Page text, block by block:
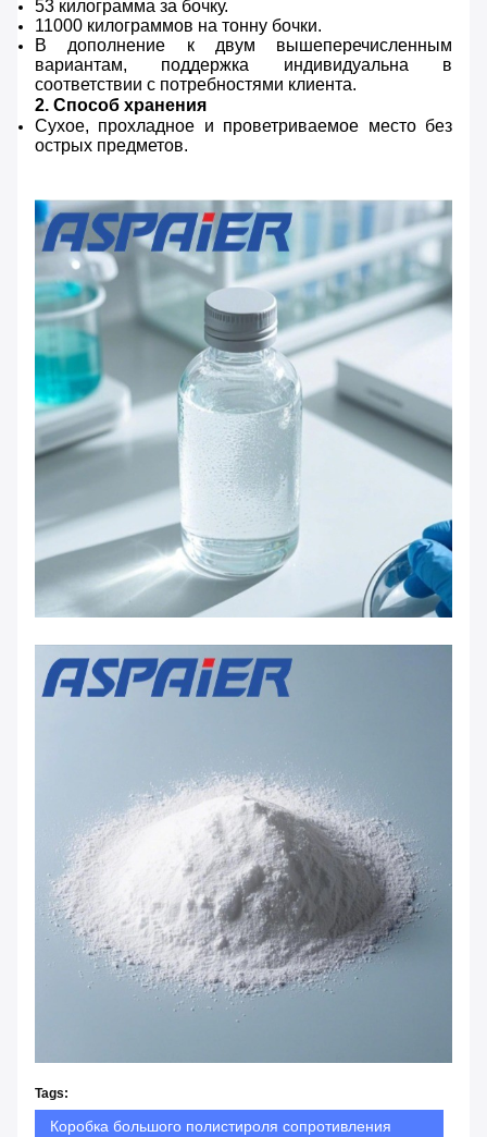
53 килограмма за бочку.
11000 килограммов на тонну бочки.
В дополнение к двум вышеперечисленным
вариантам, поддержка индивидуальна в
соответствии с потребностями клиента.
2. Способ хранения
Сухое, прохладное и проветриваемое место без
острых предметов.
Tags:
Коробка большого полистироля сопротивления